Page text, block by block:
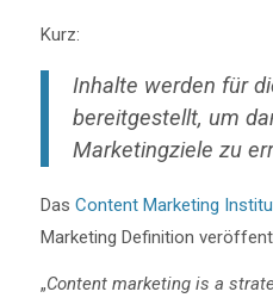
Kurz:
Inhalte werden für
bereitgestellt, um
Marketingziele zu
Das Content Marketing
Marketing Definition
„Content marketing is a